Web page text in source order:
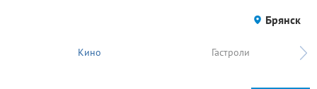
Брянск
Кино Гастроли